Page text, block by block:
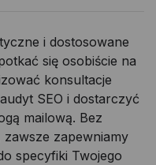
i dostosowane
się osobiście na
konsultacje
SEO i dostarczyć
mailową. Bez
zapewniamy
specyfiki Twojego